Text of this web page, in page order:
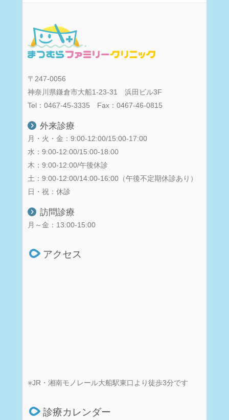
〒247-0056
神奈川県鎌倉市大船1-23-31 浜田ビル3F
Tel：0467-45-3335 Fax：0467-46-0815
外来診療
月・火・金：9:00-12:00/15:00-17:00
水：9:00-12:00/15:00-18:00
木：9:00-12:00/午後休診
土：9:00-12:00/14:00-16:00（午後不定期休診あり）
日・祝：休診
訪問診療
月～金：13:00-15:00
アクセス
※JR・湘南モノレール大船駅東口より徒歩3分です
診療カレンダー